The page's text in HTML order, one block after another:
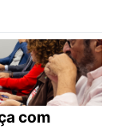
com